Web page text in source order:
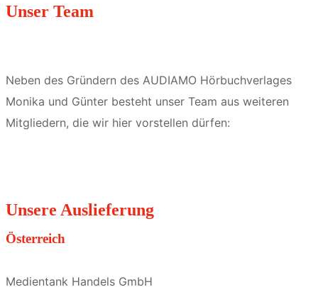
Unser Team
Neben des Gründern des AUDIAMO Hörbuchverlages
Monika und Günter besteht unser Team aus weiteren
Mitgliedern, die wir hier vorstellen dürfen:
Unsere Auslieferung
Österreich
Medientank Handels GmbH